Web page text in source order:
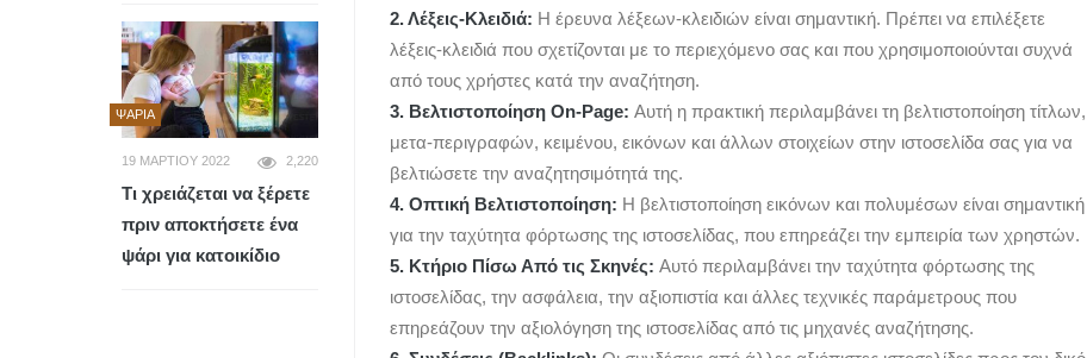
2. Λέξεις-Κλειδιά: Η έρευνα λέξεων-κλειδιών είναι σημαντική. Πρέπει να επιλέξετε
λέξεις-κλειδιά που σχετίζονται με το περιεχόμενο σας και που χρησιμοποιούνται συχνά
από τους χρήστες κατά την αναζήτηση.
3. Βελτιστοποίηση On-Page: Αυτή η πρακτική περιλαμβάνει τη βελτιστοποίηση τίτλων,
μετα-περιγραφών, κειμένου, εικόνων και άλλων στοιχείων στην ιστοσελίδα σας για να
βελτιώσετε την αναζητησιμότητά της.
4. Οπτική Βελτιστοποίηση: Η βελτιστοποίηση εικόνων και πολυμέσων είναι σημαντική
για την ταχύτητα φόρτωσης της ιστοσελίδας, που επηρεάζει την εμπειρία των χρηστών.
5. Κτήριο Πίσω Από τις Σκηνές: Αυτό περιλαμβάνει την ταχύτητα φόρτωσης της
ιστοσελίδας, την ασφάλεια, την αξιοπιστία και άλλες τεχνικές παράμετρους που
επηρεάζουν την αξιολόγηση της ιστοσελίδας από τις μηχανές αναζήτησης.
ΨΆΡΙΑ
19 ΜΑΡΤΊΟΥ 2022 2,220
Τι χρειάζεται να ξέρετε
πριν αποκτήσετε ένα
ψάρι για κατοικίδιο